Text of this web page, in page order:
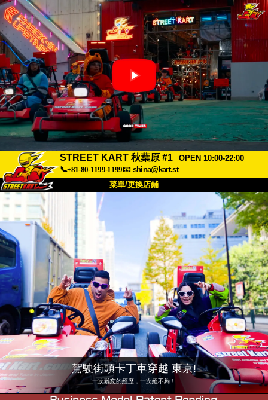
STREET KART 秋葉原 #1
OPEN 10:00-22:00
📞+81-80-1199-1199📧 shina@kart.st
菜單/更換店鋪
關於 價格
交通方式 顧客聲音 常見問題
公司 預訂
更換店鋪
東京 品川 #1 東京 秋葉原 #1
東京 秋葉原 #2 東京 澀谷
東京 澀谷附店 東京灣
東京 淺草 大阪
沖繩
駕駛街頭卡丁車穿越 東京!
一次難忘的經歷，一次絕不夠！